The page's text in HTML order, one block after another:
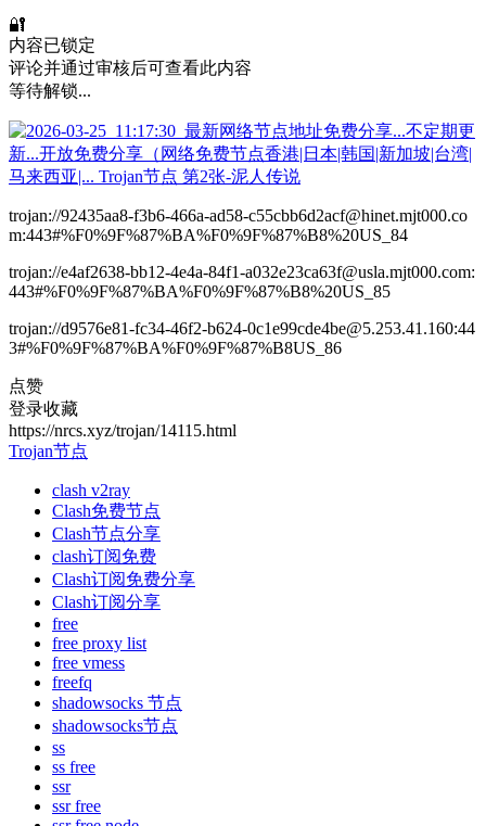
🔐
内容已锁定
评论并通过审核后可查看此内容
等待解锁...
trojan://92435aa8-f3b6-466a-ad58-c55cbb6d2acf@hinet.mjt000.co
m:443#%F0%9F%87%BA%F0%9F%87%B8%20US_84
trojan://e4af2638-bb12-4e4a-84f1-a032e23ca63f@usla.mjt000.com:
443#%F0%9F%87%BA%F0%9F%87%B8%20US_85
trojan://d9576e81-fc34-46f2-b624-0c1e99cde4be@5.253.41.160:44
3#%F0%9F%87%BA%F0%9F%87%B8US_86
点赞
登录收藏
https://nrcs.xyz/trojan/14115.html
Trojan节点
clash v2ray
Clash免费节点
Clash节点分享
clash订阅免费
Clash订阅免费分享
Clash订阅分享
free
free proxy list
free vmess
freefq
shadowsocks 节点
shadowsocks节点
ss
ss free
ssr
ssr free